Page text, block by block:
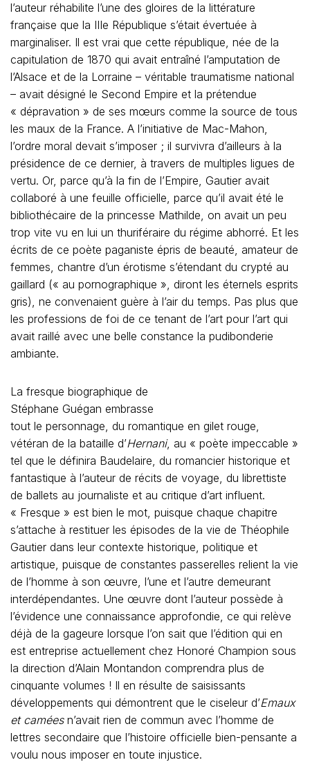
l’auteur réhabilite l’une des gloires de la littérature
française que la IIIe République s’était évertuée à
marginaliser. Il est vrai que cette république, née de la
capitulation de 1870 qui avait entraîné l’amputation de
l’Alsace et de la Lorraine – véritable traumatisme national
– avait désigné le Second Empire et la prétendue
« dépravation » de ses mœurs comme la source de tous
les maux de la France. A l’initiative de Mac-Mahon,
l’ordre moral devait s’imposer ; il survivra d’ailleurs à la
présidence de ce dernier, à travers de multiples ligues de
vertu. Or, parce qu’à la fin de l’Empire, Gautier avait
collaboré à une feuille officielle, parce qu’il avait été le
bibliothécaire de la princesse Mathilde, on avait un peu
trop vite vu en lui un thuriféraire du régime abhorré. Et les
écrits de ce poète paganiste épris de beauté, amateur de
femmes, chantre d’un érotisme s’étendant du crypté au
gaillard (« au pornographique », diront les éternels esprits
gris), ne convenaient guère à l’air du temps. Pas plus que
les professions de foi de ce tenant de l’art pour l’art qui
avait raillé avec une belle constance la pudibonderie
ambiante.
La fresque biographique de
Stéphane Guégan embrasse
tout le personnage, du romantique en gilet rouge,
vétéran de la bataille d’Hernani, au « poète impeccable »
tel que le définira Baudelaire, du romancier historique et
fantastique à l’auteur de récits de voyage, du librettiste
de ballets au journaliste et au critique d’art influent.
« Fresque » est bien le mot, puisque chaque chapitre
s’attache à restituer les épisodes de la vie de Théophile
Gautier dans leur contexte historique, politique et
artistique, puisque de constantes passerelles relient la vie
de l’homme à son œuvre, l’une et l’autre demeurant
interdépendantes. Une œuvre dont l’auteur possède à
l’évidence une connaissance approfondie, ce qui relève
déjà de la gageure lorsque l’on sait que l’édition qui en
est entreprise actuellement chez Honoré Champion sous
la direction d’Alain Montandon comprendra plus de
cinquante volumes ! Il en résulte de saisissants
développements qui démontrent que le ciseleur d’Emaux
et caméesn’avait rien de commun avec l’homme de
lettres secondaire que l’histoire officielle bien-pensante a
voulu nous imposer en toute injustice.